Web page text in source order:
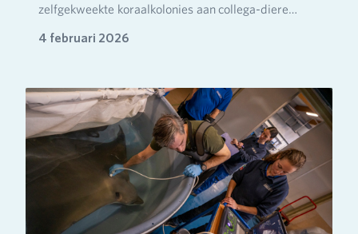
zelfgekweekte koraalkolonies aan collega-diere…
4 februari 2026